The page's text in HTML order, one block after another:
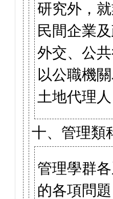
研究外，
民間企業
外交、公
以公職機
土地代理
十、管理類
管理學群
的各項問